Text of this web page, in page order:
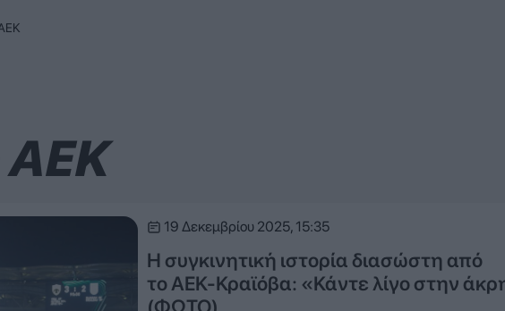
ΑΕΚ
19 Δεκεμβρίου 2025, 15:35
Η συγκινητική ιστορία διασώστη από
το ΑΕΚ-Κραϊόβα: «Κάντε λίγο στην